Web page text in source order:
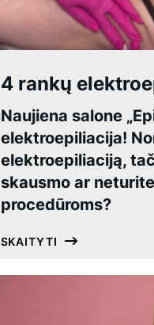
4 rankų
Naujiena salone
elektroepiliacija!
elektroepiliaciją,
skausmo ar
procedūroms?
SKAITYTI